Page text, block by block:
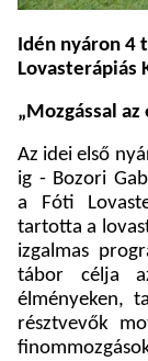
Idén nyáron 4
Lovasterápiás
„Mozgással az
Az idei első
ig - Bozori
a Fóti
tartotta a
izgalmas
tábor célja
élményeken,
résztvevők